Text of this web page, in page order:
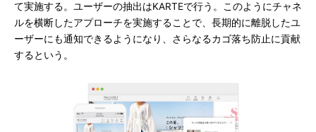
て実施する。ユーザーの抽出はKARTEで行う。このようにチャネ
ルを横断したアプローチを実施することで、長期的に離脱したユ
ーザーにも通知できるようになり、さらなるカゴ落ち防止に貢献
するという。